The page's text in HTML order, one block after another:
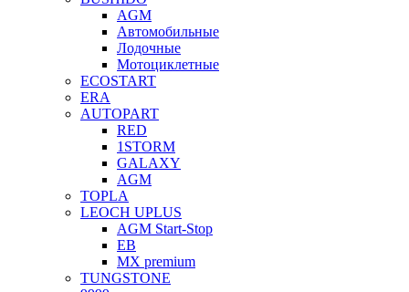
AGM
Автомобильные
Лодочные
Мотоциклетные
ECOSTART
ERA
AUTOPART
RED
1STORM
GALAXY
AGM
TOPLA
LEOCH UPLUS
AGM Start-Stop
EB
MX premium
TUNGSTONE